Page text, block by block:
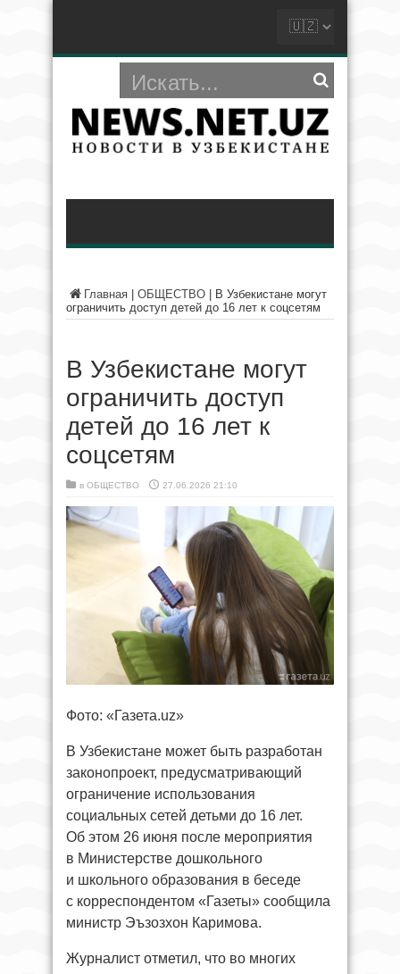
Главная ОБЩЕСТВО
В Узбекистане могут
ограничить доступ детей до 16 лет к соцсетям
В Узбекистане могут
ограничить доступ
детей до 16 лет к
соцсетям
в ОБЩЕСТВО 27.06.2026 21:10
Фото: «Газета.uz»
В Узбекистане может быть разработан
законопроект, предусматривающий
ограничение использования
социальных сетей детьми до 16 лет.
Об этом 26 июня после мероприятия
в Министерстве дошкольного
и школьного образования в беседе
с корреспондентом «Газеты» сообщила
министр Эъзозхон Каримова.
Журналист отметил, что во многих